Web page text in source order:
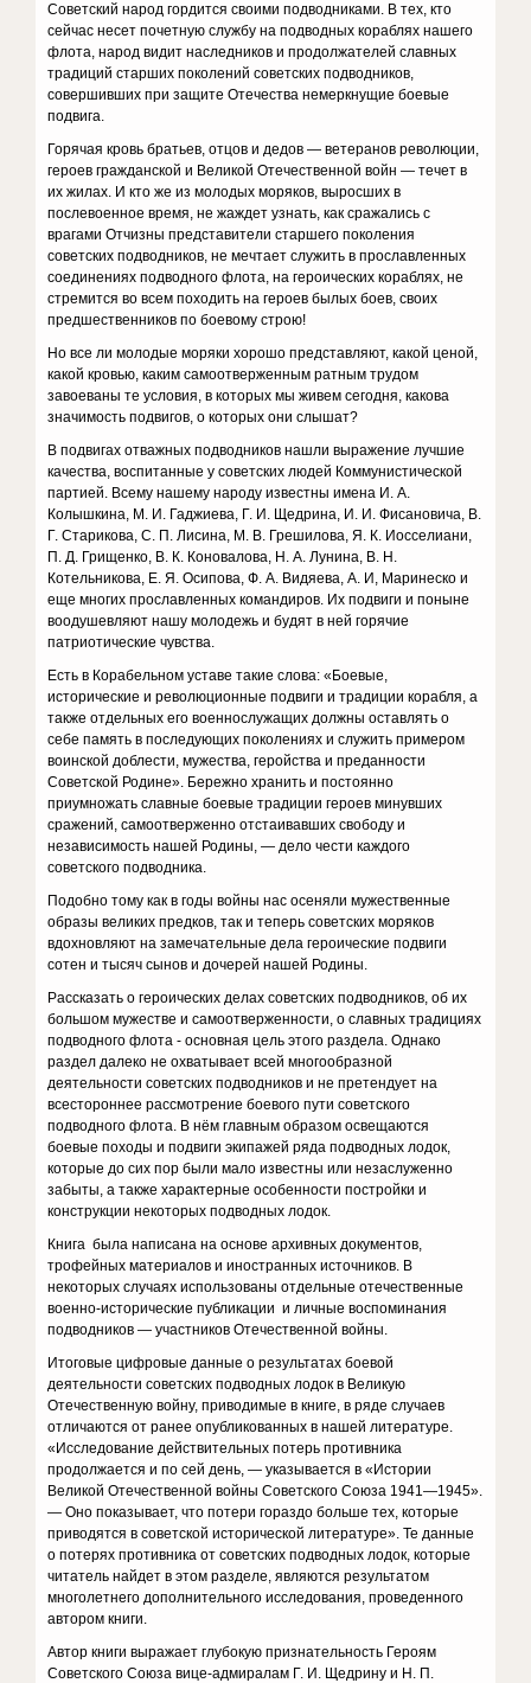
Советский народ гордится своими подводниками. В тех, кто
сейчас несет почетную службу на подводных кораблях нашего
флота, народ видит наследников и продолжателей славных
традиций старших поколений советских подводников,
совершивших при защите Отечества немеркнущие боевые
подвига.
Горячая кровь братьев, отцов и дедов — ветеранов революции,
героев гражданской и Великой Отечественной войн — течет в
их жилах. И кто же из молодых моряков, выросших в
послевоенное время, не жаждет узнать, как сражались с
врагами Отчизны представители старшего поколения
советских подводников, не мечтает служить в прославленных
соединениях подводного флота, на героических кораблях, не
стремится во всем походить на героев былых боев, своих
предшественников по боевому строю!
Но все ли молодые моряки хорошо представляют, какой ценой,
какой кровью, каким самоотверженным ратным трудом
завоеваны те условия, в которых мы живем сегодня, какова
значимость подвигов, о которых они слышат?
В подвигах отважных подводников нашли выражение лучшие
качества, воспитанные у советских людей Коммунистической
партией. Всему нашему народу известны имена И. А.
Колышкина, М. И. Гаджиева, Г. И. Щедрина, И. И. Фисановича, В.
Г. Старикова, С. П. Лисина, М. В. Грешилова, Я. К. Иосселиани,
П. Д. Грищенко, В. К. Коновалова, Н. А. Лунина, В. Н.
Котельникова, Е. Я. Осипова, Ф. А. Видяева, А. И, Маринеско и
еще многих прославленных командиров. Их подвиги и поныне
воодушевляют нашу молодежь и будят в ней горячие
патриотические чувства.
Есть в Корабельном уставе такие слова: «Боевые,
исторические и революционные подвиги и традиции корабля, а
также отдельных его военнослужащих должны оставлять о
себе память в последующих поколениях и служить примером
воинской доблести, мужества, геройства и преданности
Советской Родине». Бережно хранить и постоянно
приумножать славные боевые традиции героев минувших
сражений, самоотверженно отстаивавших свободу и
независимость нашей Родины, — дело чести каждого
советского подводника.
Подобно тому как в годы войны нас осеняли мужественные
образы великих предков, так и теперь советских моряков
вдохновляют на замечательные дела героические подвиги
сотен и тысяч сынов и дочерей нашей Родины.
Рассказать о героических делах советских подводников, об их
большом мужестве и самоотверженности, о славных традициях
подводного флота - основная цель этого раздела. Однако
раздел далеко не охватывает всей многообразной
деятельности советских подводников и не претендует на
всестороннее рассмотрение боевого пути советского
подводного флота. В нём главным образом освещаются
боевые походы и подвиги экипажей ряда подводных лодок,
которые до сих пор были мало известны или незаслуженно
забыты, а также характерные особенности постройки и
конструкции некоторых подводных лодок.
Книга была написана на основе архивных документов,
трофейных материалов и иностранных источников. В
некоторых случаях использованы отдельные отечественные
военно-исторические публикации и личные воспоминания
подводников — участников Отечественной войны.
Итоговые цифровые данные о результатах боевой
деятельности советских подводных лодок в Великую
Отечественную войну, приводимые в книге, в ряде случаев
отличаются от ранее опубликованных в нашей литературе.
«Исследование действительных потерь противника
продолжается и по сей день, — указывается в «Истории
Великой Отечественной войны Советского Союза 1941—1945».
— Оно показывает, что потери гораздо больше тех, которые
приводятся в советской исторической литературе». Те данные
о потерях противника от советских подводных лодок, которые
читатель найдет в этом разделе, являются результатом
многолетнего дополнительного исследования, проведенного
автором книги.
Автор книги выражает глубокую признательность Героям
Советского Союза вице-адмиралам Г. И. Щедрину и Н. П.